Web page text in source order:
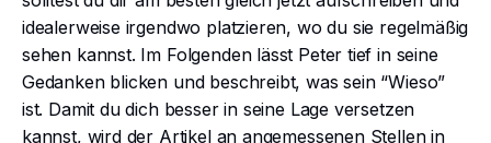
idealerweise irgendwo platzieren, wo du sie regelmäßig
sehen kannst. Im Folgenden lässt Peter tief in seine
Gedanken blicken und beschreibt, was sein “Wieso”
ist. Damit du dich besser in seine Lage versetzen
kannst, wird der Artikel an angemessenen Stellen in